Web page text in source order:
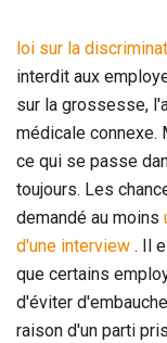
loi sur la
interdit aux
sur la grossesse,
médicale connexe.
ce qui se passe
toujours. Les
demandé au moins
d'une interview . Il
que certains
d'éviter
raison d'un parti